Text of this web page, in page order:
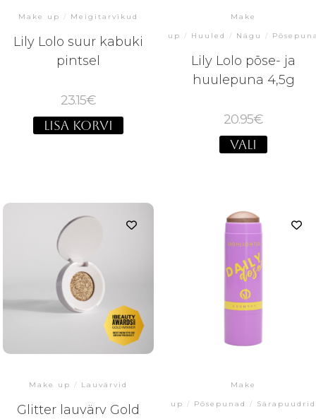
Make up / Meigitarvikud
Lily Lolo suur kabuki
pintsel
23.15€
LISA KORVI
Make
up / Huuled / Nägu /
Lily Lolo põse- ja
huulepuna 4,5g
20.95€
VALI
Make up / Lauvärvid
Glitter lauvärv Gold
Make
up / Põsepunad / Särapuudrid